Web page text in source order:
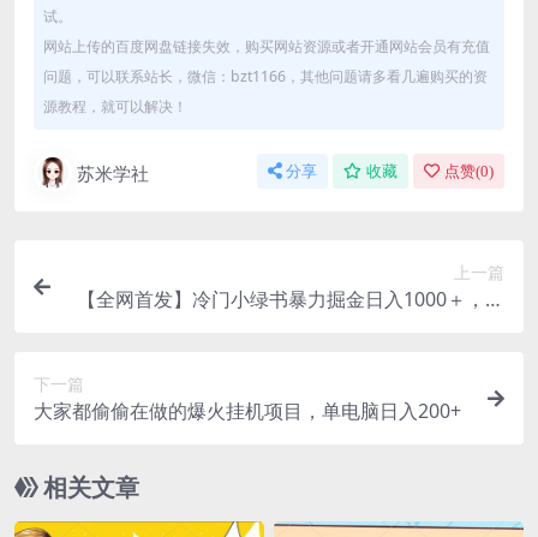
试。
网站上传的百度网盘链接失效，购买网站资源或者开通网站会员有充值
问题，可以联系站长，微信：bzt1166，其他问题请多看几遍购买的资
源教程，就可以解决！
苏米学社 分享 收藏 点赞(0)
上一篇
【全网首发】冷门小绿书暴力掘金日入1000＋，无
下一篇
大家都偷偷在做的爆火挂机项目，单电脑日入200+
相关文章